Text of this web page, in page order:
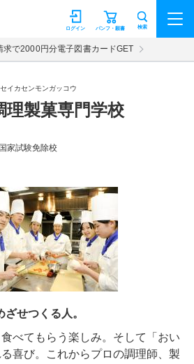
ン パンフ・願書
ログイン 検索
求で2000円分電子図書カードGET
イカセンモンガッコウ
理製菓専門学校
家試験免除校
せつくる人。
べてもらう楽しみ。そして「おい
喜び。これからプロの調理師、製